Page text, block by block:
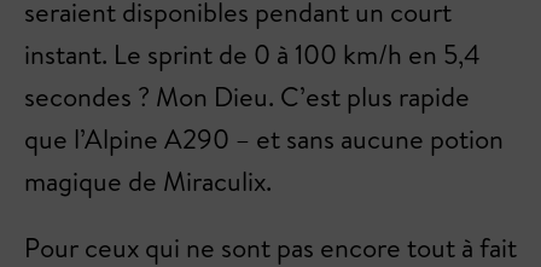
seraient disponibles pendant un court
instant. Le sprint de 0 à 100 km/h en 5,4
secondes ? Mon Dieu. C’est plus rapide
que l’Alpine A290 – et sans aucune potion
magique de Miraculix.
Pour ceux qui ne sont pas encore tout à fait